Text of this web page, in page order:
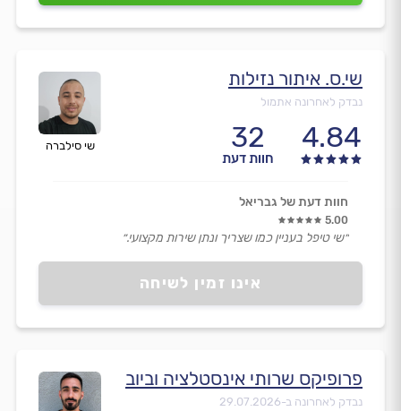
שי סילברה
שי.ס. איתור נזילות
נבדק לאחרונה אתמול
4.84
32
חוות דעת
אינו זמין לשיחה
חוות דעת של גבריאל
5.00
״שי טיפל בעניין כמו שצריך ונתן שירות מקצועי.״
פרופיקס שרותי אינסטלציה וביוב
נבדק לאחרונה ב-29.07.2026